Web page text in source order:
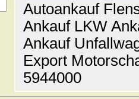
Autoankauf
Ankauf LKW
Ankauf
Export
5944000